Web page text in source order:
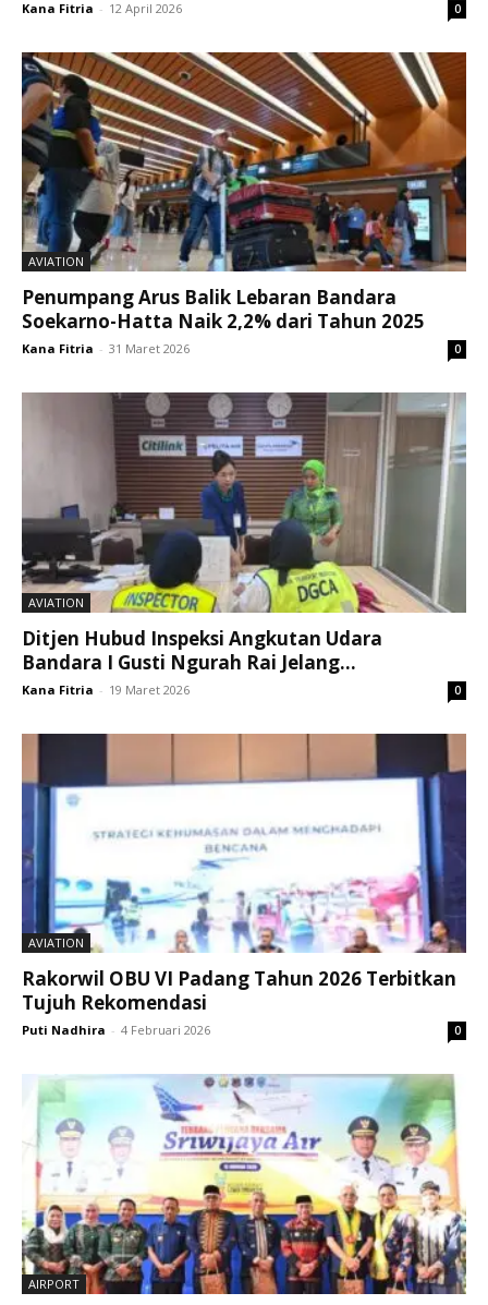
Kana Fitria - 12 April 2026 0
AVIATION
Penumpang Arus Balik Lebaran Bandara
Soekarno-Hatta Naik 2,2% dari Tahun 2025
Kana Fitria - 31 Maret 2026 0
AVIATION
Ditjen Hubud Inspeksi Angkutan Udara
Bandara I Gusti Ngurah Rai Jelang...
Kana Fitria - 19 Maret 2026 0
AVIATION
Rakorwil OBU VI Padang Tahun 2026 Terbitkan
Tujuh Rekomendasi
Puti Nadhira - 4 Februari 2026 0
AIRPORT